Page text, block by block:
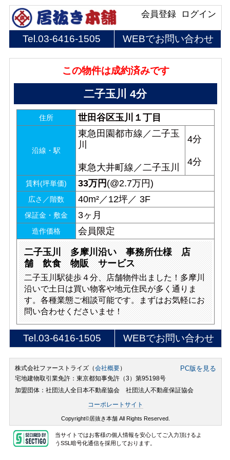
ログイン
会員登録
Tel.03-6416-1505 WEBでお問い合わせ
この物件は成約済みです
二子玉川 4分
住所 世田谷区玉川１丁目
沿線・駅
東急田園都市線／二子玉
川
東急大井町線／二子玉川
4分
4分
賃料(坪単価) 33万円 (@2.7万円)
広さ／階数 40m²／12坪／ 3F
保証金・敷金 3ヶ月
造作価格 会員限定
二子玉川 多摩川沿い 事務所仕様 店
舗 飲食 物販 サービス
二子玉川駅徒歩４分、店舗物件出ました！多摩川
沿いで土日は買い物客や地元住民が多く通りま
す。各種業態ご相談可能です。まずはお気軽にお
問い合わせくださいませ！
Tel.03-6416-1505 WEBでお問い合わせ
株式会社ファーストライズ（会社概要） PC版を見る
宅地建物取引業免許：東京都知事免許（3）第95198号
加盟団体：社団法人全日本不動産協会 社団法人不動産保証協会
コーポレートサイト
Copyright©居抜き本舗 All Rights Reserved.
当サイトではお客様の個人情報を安心してご入力頂けるよ
うSSL暗号化通信を採用しております。